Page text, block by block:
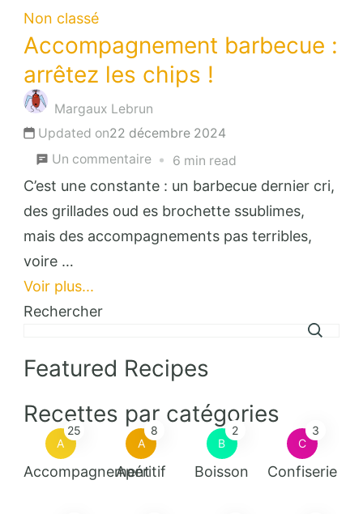
Non classé
Accompagnement barbecue :
arrêtez les chips !
Margaux Lebrun
Updated on22 décembre 2024
Un commentairesur
Accompagnement
barbecue
:
6 min read
C’est une constante : un barbecue dernier cri,
des grillades oud es brochette ssublimes,
mais des accompagnements pas terribles,
voire …
Voir plus...
Rechercher
Featured Recipes
Recettes par catégories
A
25
Accompagnement
A
8
Apéritif
B
2
Boisson
C
3
Confiserie